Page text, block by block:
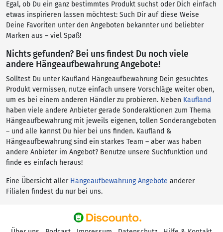
Egal, ob Du ein ganz bestimmtes Produkt suchst oder Dich einfach
etwas inspirieren lassen möchtest: Such Dir auf diese Weise
Deine Favoriten unter den Angeboten bekannter und beliebter
Marken aus – viel Spaß!
Nichts gefunden? Bei uns findest Du noch viele
andere Hängeaufbewahrung Angebote!
Solltest Du unter Kaufland Hängeaufbewahrung Dein gesuchtes
Produkt vermissen, nutze einfach unsere Vorschläge weiter oben,
um es bei einem anderen Händler zu probieren. Neben Kaufland
haben viele andere Anbieter gerade Sonderaktionen zum Thema
Hängeaufbewahrung mit jeweils eigenen, tollen Sonderangeboten
– und alle kannst Du hier bei uns finden. Kaufland &
Hängeaufbewahrung sind ein starkes Team – aber was haben
andere Anbieter im Angebot? Benutze unsere Suchfunktion und
finde es einfach heraus!
Eine Übersicht aller Hängeaufbewahrung Angebote anderer
Filialen findest du nur bei uns.